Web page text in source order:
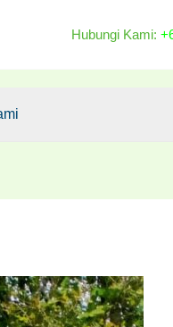
Hubungi Kami: